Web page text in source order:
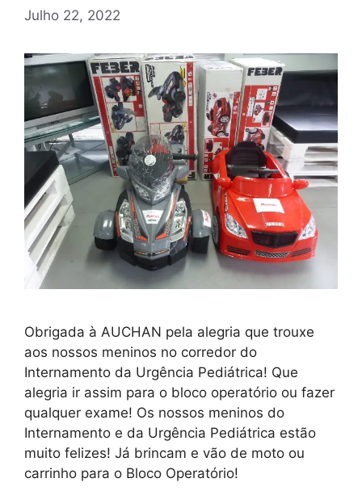
Julho 22, 2022
Obrigada à AUCHAN pela alegria que trouxe
aos nossos meninos no corredor do
Internamento da Urgência Pediátrica! Que
alegria ir assim para o bloco operatório ou fazer
qualquer exame! Os nossos meninos do
Internamento e da Urgência Pediátrica estão
muito felizes! Já brincam e vão de moto ou
carrinho para o Bloco Operatório!